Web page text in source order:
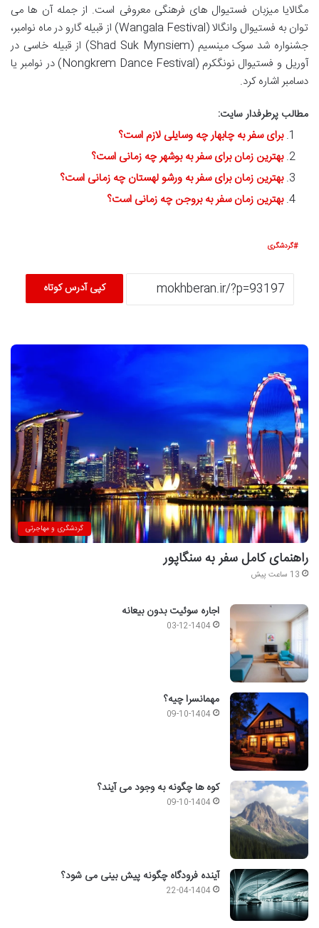
مگالایا میزبان فستیوال های فرهنگی معروفی است. از جمله آن ها می
توان به فستیوال وانگالا (Wangala Festival) از قبیله گارو در ماه نوامبر،
جشنواره شد سوک مینسیم (Shad Suk Mynsiem) از قبیله خاسی در
آوریل و فستیوال نونگکرم (Nongkrem Dance Festival) در نوامبر یا
دسامبر اشاره کرد.
مطالب پرطرفدار سایت:
برای سفر به چابهار چه وسایلی لازم است؟
بهترین زمان برای سفر به بوشهر چه زمانی است؟
بهترین زمان برای سفر به ورشو لهستان چه زمانی است؟
بهترین زمان سفر به بروجن چه زمانی است؟
گردشگری
کپی آدرس کوتاه
گردشگری و مهاجرتی
راهنمای کامل سفر به سنگاپور
13 ساعت پیش
اجاره سوئیت بدون بیعانه
03-12-1404
مهمانسرا چیه؟
09-10-1404
کوه ها چگونه به وجود می آیند؟
09-10-1404
آینده فرودگاه چگونه پیش بینی می شود؟
22-04-1404